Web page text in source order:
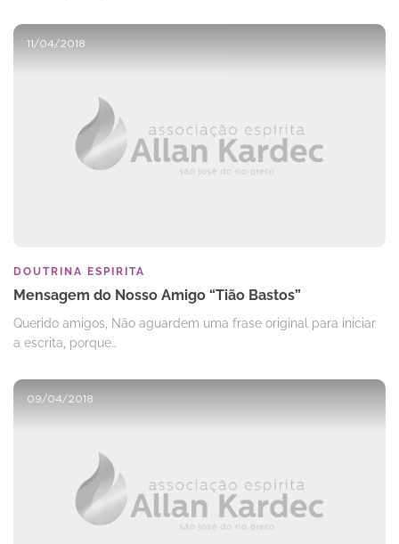
11/04/2018
DOUTRINA ESPIRITA
Mensagem do Nosso Amigo “Tião Bastos”
Querido amigos, Não aguardem uma frase original para iniciar
a escrita, porque…
09/04/2018